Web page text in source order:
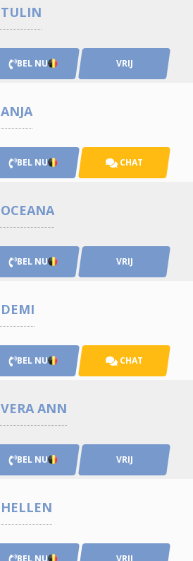
TULIN
BEL NU VRIJ
ANJA
BEL NU CHAT
OCEANA
BEL NU VRIJ
DEMI
BEL NU CHAT
VERA ANN
BEL NU VRIJ
HELLEN